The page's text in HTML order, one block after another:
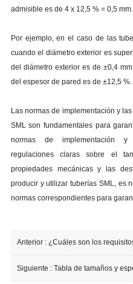
admisible es de 4 x 12,5 % = 0,5 mm.
Por ejemplo, en el caso de las
cuando el diámetro exterior es
del diámetro exterior es de ±0,4
del espesor de pared es de ±12,5 %.
Las normas de implementación y
SML son fundamentales para
normas de implementación y
regulaciones claras sobre el
propiedades mecánicas y las
producir y utilizar tuberías SML, es
normas correspondientes para
Anterior : ¿Cuáles son los requisitos
Siguiente : Tabla de tamaños y